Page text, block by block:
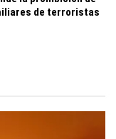
de terroristas